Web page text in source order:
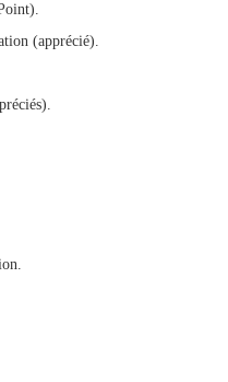
(apprécié).